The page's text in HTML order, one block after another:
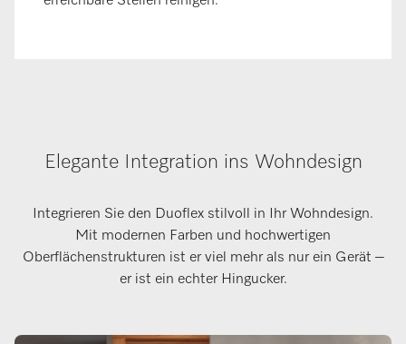
Elegante Integration ins Wohndesign
Integrieren Sie den Duoflex stilvoll in Ihr Wohndesign.
Mit modernen Farben und hochwertigen
Oberflächenstrukturen ist er viel mehr als nur ein Gerät –
er ist ein echter Hingucker.